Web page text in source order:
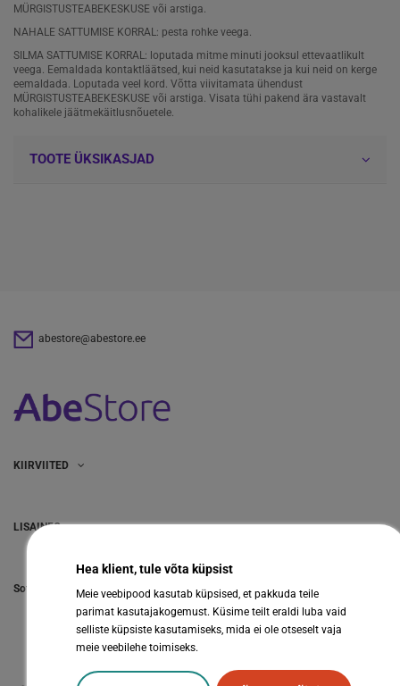
MÜRGISTUSTEABEKESKUSE või arstiga.
NAHALE SATTUMISE KORRAL: pesta rohke veega.
SILMA SATTUMISE KORRAL: loputada mitme minuti jooksul ettevaatlikult
veega. Eemaldada kontaktläätsed, kui neid kasutatakse ja kui neid on kerge
eemaldada. Loputada veel kord. Võtta viivitamata ühendust
MÜRGISTUSTEABEKESKUSE või arstiga. Visata tühi pakend ära vastavalt
kohalikele jäätmekäitlusnõuetele.
TOOTE ÜKSIKASJAD
abestore@abestore.ee
KIIRVIITED
LISAINFO
Hea klient, tule võta küpsist
Meie veebipood kasutab küpsised, et pakkuda teile
parimat kasutajakogemust. Küsime teilt eraldi luba vaid
selliste küpsiste kasutamiseks, mida ei ole otseselt vaja
meie veebilehe toimiseks.
Sotsiaalmeedia